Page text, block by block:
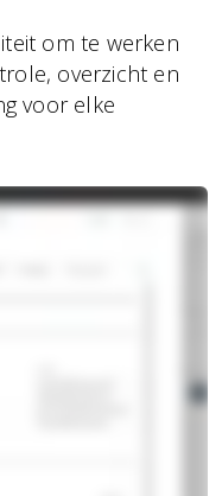
om te werken
overzicht en
voor elke